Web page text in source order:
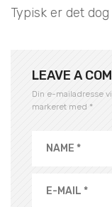
Typisk er det dog
LEAVE A
Din e-mailadresse
markeret med *